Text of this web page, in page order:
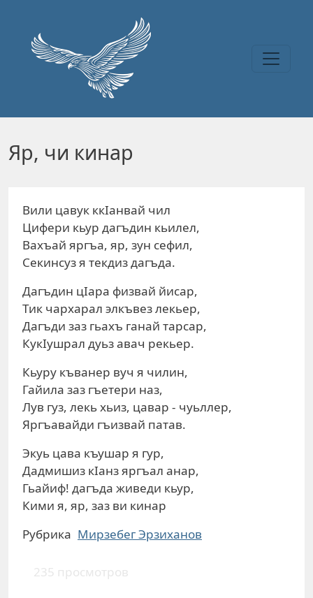
Яр, чи кинар
Вили цавук ккIанвай чил
Цифери кьур дагъдин кьилел,
Вахъай яргъа, яр, зун сефил,
Секинсуз я текдиз дагъда.
Дагъдин цIара физвай йисар,
Тик чархарал элкъвез лекьер,
Дагъди заз гьахъ ганай тарсар,
КукIушрал дуьз авач рекьер.
Кьуру къванер вуч я чилин,
Гайила заз гъетери наз,
Лув гуз, лекь хьиз, цавар - чуьллер,
Яргъавайди гъизвай патав.
Экуь цава къушар я гур,
Дадмишиз кIанз яргъал анар,
Гьайиф! дагъда живеди кьур,
Кими я, яр, заз ви кинар
Рубрика Мирзебег Эрзиханов
235 просмотров